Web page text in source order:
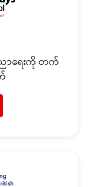
ရေးကို တက်